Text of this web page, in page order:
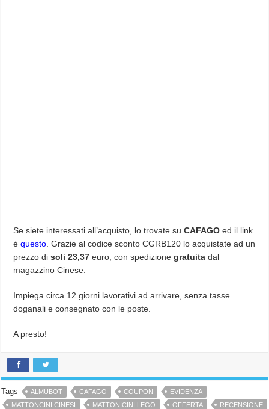
Se siete interessati all’acquisto, lo trovate suCAFAGO ed il link
èquesto . Grazie al codice sconto CGRB120 lo acquistate ad un
prezzo disoli 23,37euro, con spedizionegratuita dal
magazzino Cinese.
Impiega circa 12 giorni lavorativi ad arrivare, senza tasse
doganali e consegnato con le poste.
A presto!
Tags ALMUBOT CAFAGO COUPON
EVIDENZA
MATTONCINI CINESI
MATTONICINI LEGO OFFERTA RECENSIONE